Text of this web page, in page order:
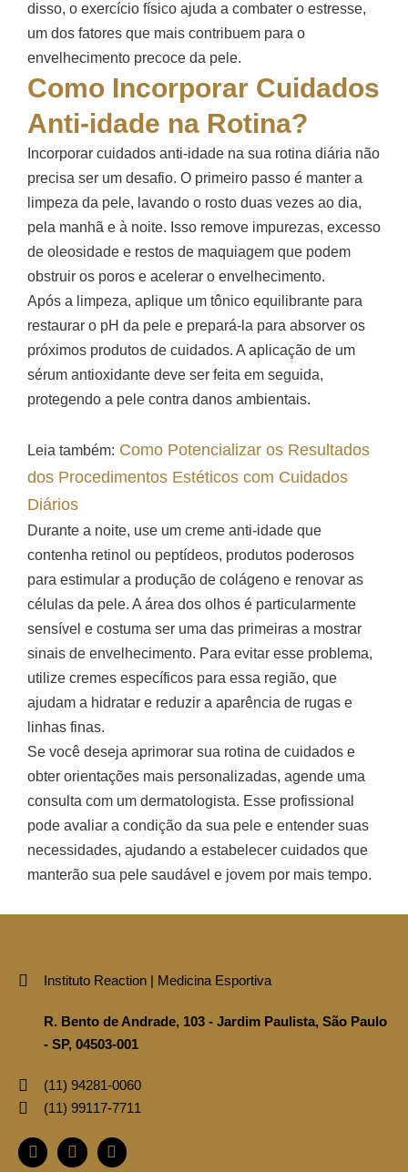
disso, o exercício físico ajuda a combater o estresse,
um dos fatores que mais contribuem para o
envelhecimento precoce da pele.
Como Incorporar Cuidados
Anti-idade na Rotina?
Incorporar cuidados anti-idade na sua rotina diária não
precisa ser um desafio. O primeiro passo é manter a
limpeza da pele, lavando o rosto duas vezes ao dia,
pela manhã e à noite. Isso remove impurezas, excesso
de oleosidade e restos de maquiagem que podem
obstruir os poros e acelerar o envelhecimento.
Após a limpeza, aplique um tônico equilibrante para
restaurar o pH da pele e prepará-la para absorver os
próximos produtos de cuidados. A aplicação de um
sérum antioxidante deve ser feita em seguida,
protegendo a pele contra danos ambientais.
Leia também: Como Potencializar os Resultados
dos Procedimentos Estéticos com Cuidados
Diários
Durante a noite, use um creme anti-idade que
contenha retinol ou peptídeos, produtos poderosos
para estimular a produção de colágeno e renovar as
células da pele. A área dos olhos é particularmente
sensível e costuma ser uma das primeiras a mostrar
sinais de envelhecimento. Para evitar esse problema,
utilize cremes específicos para essa região, que
ajudam a hidratar e reduzir a aparência de rugas e
linhas finas.
Se você deseja aprimorar sua rotina de cuidados e
obter orientações mais personalizadas, agende uma
consulta com um dermatologista. Esse profissional
pode avaliar a condição da sua pele e entender suas
necessidades, ajudando a estabelecer cuidados que
manterão sua pele saudável e jovem por mais tempo.
Instituto Reaction | Medicina Esportiva
R. Bento de Andrade, 103 - Jardim Paulista, São Paulo
- SP, 04503-001
(11)‪ 94281‑0060‬
(11) ‪99117‑7711‬